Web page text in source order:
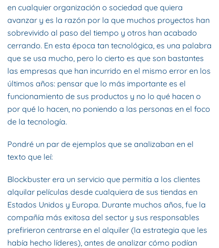
en cualquier organización o sociedad que quiera
avanzar y es la razón por la que muchos proyectos han
sobrevivido al paso del tiempo y otros han acabado
cerrando. En esta época tan tecnológica, es una palabra
que se usa mucho, pero lo cierto es que son bastantes
las empresas que han incurrido en el mismo error en los
últimos años: pensar que lo más importante es el
funcionamiento de sus productos y no lo qué hacen o
por qué lo hacen, no poniendo a las personas en el foco
de la tecnología.
Pondré un par de ejemplos que se analizaban en el
texto que leí:
Blockbuster era un servicio que permitía a los clientes
alquilar películas desde cualquiera de sus tiendas en
Estados Unidos y Europa. Durante muchos años, fue la
compañía más exitosa del sector y sus responsables
prefirieron centrarse en el alquiler (la estrategia que les
había hecho líderes), antes de analizar cómo podían